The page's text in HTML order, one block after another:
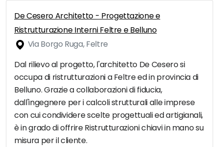
De Cesero Architetto - Progettazione e
Ristrutturazione Interni Feltre e Belluno
Via Borgo Ruga, Feltre
Dal rilievo al progetto, l'architetto De Cesero si
occupa di ristrutturazioni a Feltre ed in provincia di
Belluno. Grazie a collaborazioni di fiducia,
dall'ingegnere per i calcoli strutturali alle imprese
con cui condividere scelte progettuali ed artigianali,
è in grado di offrire Ristrutturazioni chiavi in mano su
misura per il cliente.